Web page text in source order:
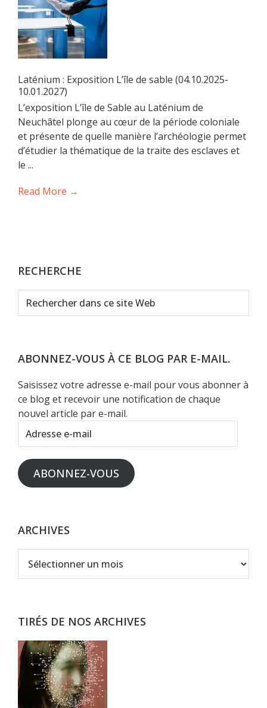
Laténium : Exposition L’île de sable (04.10.2025-
10.01.2027)
L’exposition L’île de Sable au Laténium de
Neuchâtel plonge au cœur de la période coloniale
et présente de quelle manière l’archéologie permet
d’étudier la thématique de la traite des esclaves et
le ...
Read More →
RECHERCHE
Rechercher
dans
Web
ABONNEZ-VOUS À CE BLOG PAR E-MAIL.
Saisissez votre adresse e-mail pour vous abonner à
ce blog et recevoir une notification de chaque
nouvel article par e-mail.
Adresse
e-
mail
ABONNEZ-VOUS
ARCHIVES
TIRÉS DE NOS ARCHIVES